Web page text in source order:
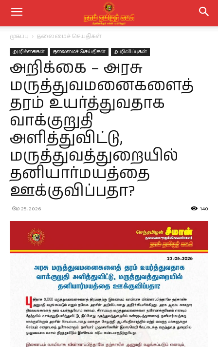
முகப்பு தலைமைச் செய்திகள்
அறிக்கைகள் தலைமைச் செய்திகள் அறிவிப்புகள்
அறிக்கை – அரசு
மருத்துவமனைகளைத்
தரம் உயர்த்துவதாக
வாக்குறுதி
அளித்துவிட்டு,
மருத்துவத்துறையில்
தனியார்மயத்தை
ஊக்குவிப்பதா?
மே 25, 2026 140